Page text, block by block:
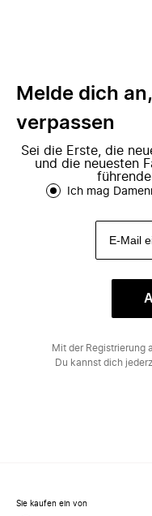
Melde dich
verpassen
Sei die Erste, die
und die neuesten
Ich mag
Mit der Registrierung
Du kannst dich
Sie kaufen ein von